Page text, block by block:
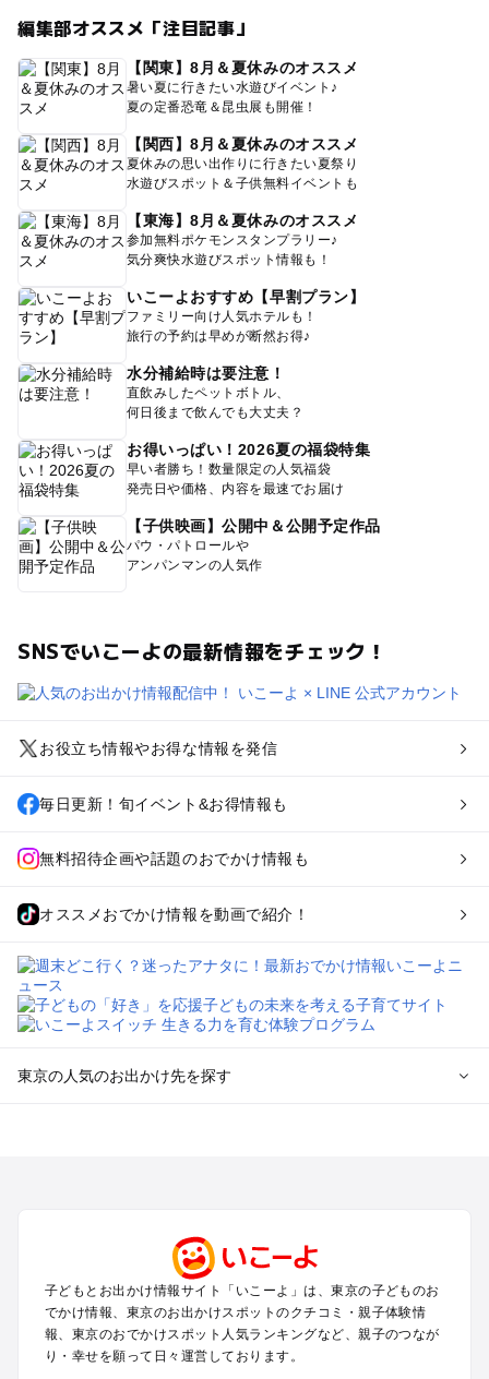
編集部オススメ「注目記事」
【関東】8月＆夏休みのオススメ
暑い夏に行きたい水遊びイベント♪
夏の定番恐竜＆昆虫展も開催！
【関西】8月＆夏休みのオススメ
夏休みの思い出作りに行きたい夏祭り
水遊びスポット＆子供無料イベントも
【東海】8月＆夏休みのオススメ
参加無料ポケモンスタンプラリー♪
気分爽快水遊びスポット情報も！
いこーよおすすめ【早割プラン】
ファミリー向け人気ホテルも！
旅行の予約は早めが断然お得♪
水分補給時は要注意！
直飲みしたペットボトル、
何日後まで飲んでも大丈夫？
お得いっぱい！2026夏の福袋特集
早い者勝ち！数量限定の人気福袋
発売日や価格、内容を最速でお届け
【子供映画】公開中＆公開予定作品
パウ・パトロールや
アンパンマンの人気作
SNSでいこーよの最新情報をチェック！
お役立ち情報やお得な情報を発信
毎日更新！旬イベント&お得情報も
無料招待企画や話題のおでかけ情報も
オススメおでかけ情報を動画で紹介！
東京の人気のお出かけ先を探す
町田・相模原・愛川・上野原のプールお出かけ
渋谷・原宿・恵比寿・中目黒・自由が丘のプールお出かけ
池袋・赤羽・王子・巣鴨・目白・石神井のプールお出かけ
新宿・高田馬場・代々木・千駄ヶ谷のプールお出かけ
銀座・丸の内・日本橋・有楽町・築地・月島のプールお出かけ
子どもとお出かけ情報サイト「いこーよ」は、東京の子どものお
でかけ情報、東京のお出かけスポットのクチコミ・親子体験情
報、東京のおでかけスポット人気ランキングなど、親子のつなが
り・幸せを願って日々運営しております。